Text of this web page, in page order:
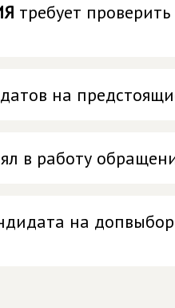
требует
на
в работу
на